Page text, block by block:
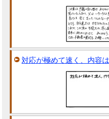
対応が極めて速く、内容